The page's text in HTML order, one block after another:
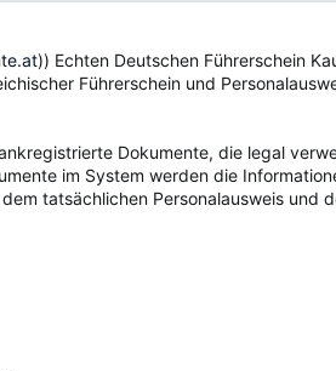
)) Echten Deutschen Führerschein
Führerschein und
Dokumente, die legal
im System werden die
tatsächlichen Personalausweis und